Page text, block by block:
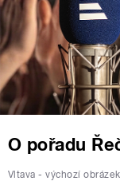
O pořadu
Vltava - výchozí obrázek